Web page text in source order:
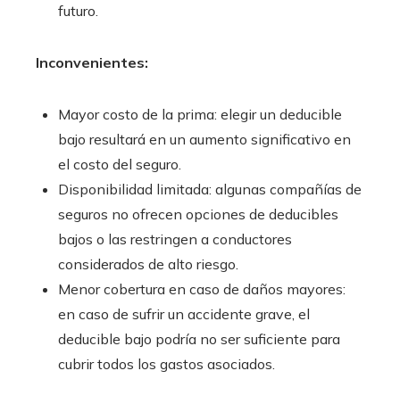
futuro.
Inconvenientes:
Mayor costo de la prima: elegir un deducible
bajo resultará en un aumento significativo en
el costo del seguro.
Disponibilidad limitada: algunas compañías de
seguros no ofrecen opciones de deducibles
bajos o las restringen a conductores
considerados de alto riesgo.
Menor cobertura en caso de daños mayores:
en caso de sufrir un accidente grave, el
deducible bajo podría no ser suficiente para
cubrir todos los gastos asociados.